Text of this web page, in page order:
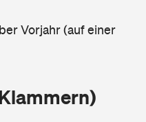
Vorjahr (auf einer